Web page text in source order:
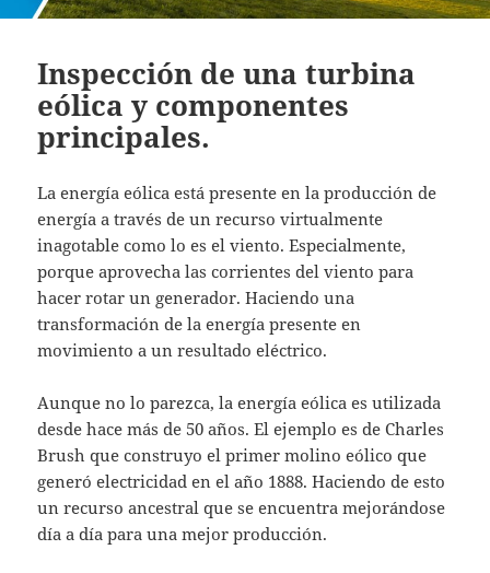
Inspección de una turbina
eólica y componentes
principales.
La energía eólica está presente en la producción de
energía a través de un recurso virtualmente
inagotable como lo es el viento. Especialmente,
porque aprovecha las corrientes del viento para
hacer rotar un generador. Haciendo una
transformación de la energía presente en
movimiento a un resultado eléctrico.
Aunque no lo parezca, la energía eólica es utilizada
desde hace más de 50 años. El ejemplo es de Charles
Brush que construyo el primer molino eólico que
generó electricidad en el año 1888. Haciendo de esto
un recurso ancestral que se encuentra mejorándose
día a día para una mejor producción.